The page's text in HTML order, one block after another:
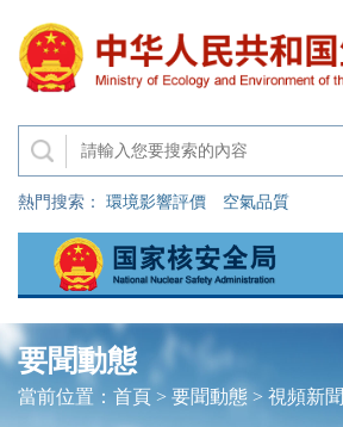
熱門搜索： 環境影響評價 空氣品質
要聞動態
當前位置： 首頁> 要聞動態> 視頻新聞